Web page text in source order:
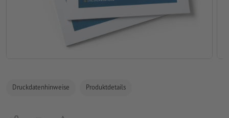
Druckdatenhinweise Produktdetails